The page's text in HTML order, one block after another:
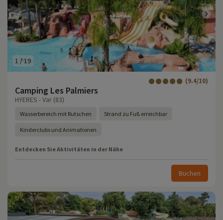
1 /19
Camping Les Palmiers
(9.4/10)
HYERES - Var (83)
Wasserbereich mit Rutschen Strand zu Fuß erreichbar
Kinderclubs und Animationen
Entdecken Sie Aktivitäten in der Nähe
Buchen